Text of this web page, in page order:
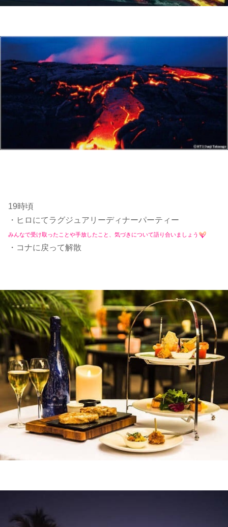
19時頃
・ヒロにてラグジュアリーディナーパーティー
みんなで受け取ったことや手放したこと、気づきについて語り合いましょう
・コナに戻って解散